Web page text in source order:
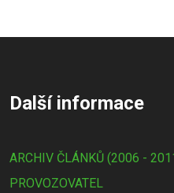
Další informace
ARCHIV ČLÁNKŮ (2006 -
PROVOZOVATEL